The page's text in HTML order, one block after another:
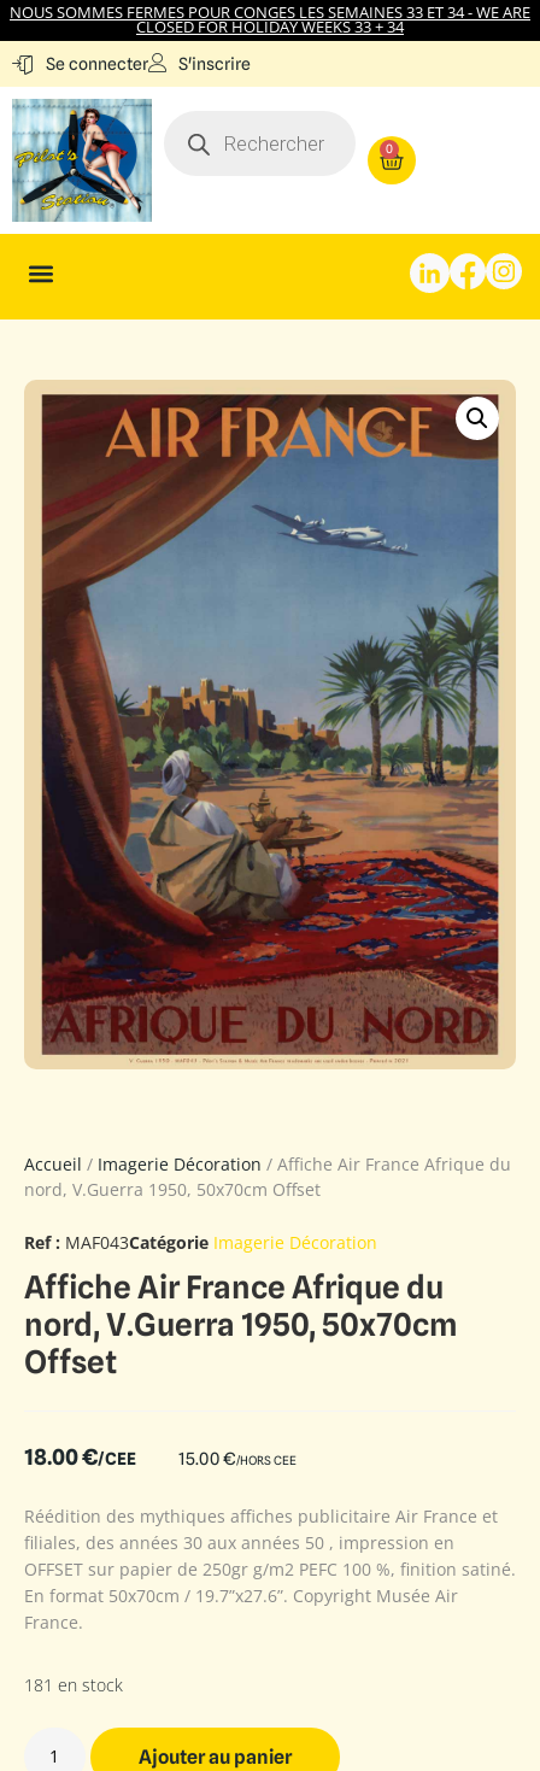
NOUS SOMMES FERMES POUR CONGES LES SEMAINES 33 ET 34 - WE ARE
CLOSED FOR HOLIDAY WEEKS 33 + 34
Se connecter S'inscrire
0
Accueil / Imagerie Décoration / Affiche Air France Afrique du
nord, V.Guerra 1950, 50x70cm Offset
Ref : MAF043Catégorie Imagerie Décoration
Affiche Air France Afrique du
nord, V.Guerra 1950, 50x70cm
Offset
18.00€/CEE 15.00€/HORS CEE
Réédition des mythiques affiches publicitaire Air France et
filiales, des années 30 aux années 50 , impression en
OFFSET sur papier de 250gr g/m2 PEFC 100 %, finition satiné.
En format 50x70cm / 19.7”x27.6”. Copyright Musée Air
France.
181 en stock
Ajouter au panier